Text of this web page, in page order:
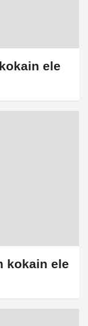
ele
kokain ele